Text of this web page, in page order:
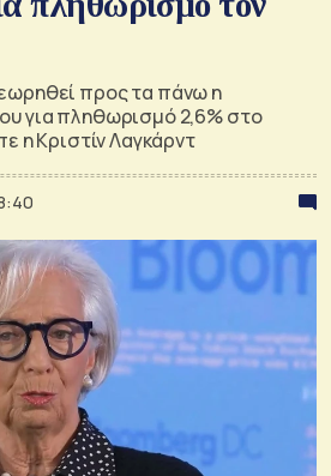
προς τα πάνω η
για πληθωρισμό 2,6% στο
η Κριστίν Λαγκάρντ